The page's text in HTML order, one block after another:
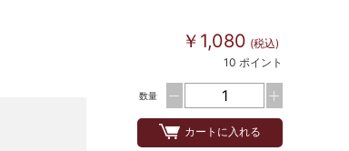
￥1,080 (税込)
10 ポイント
数量
カートに入れる